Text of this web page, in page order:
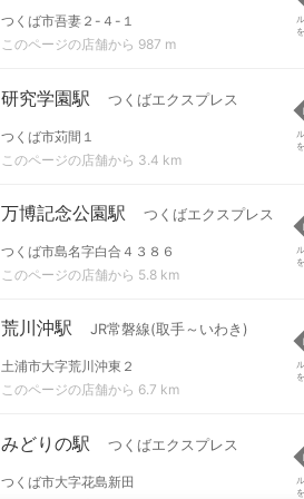
つくば市吾妻２-４-１
このページの店舗から 987 m
研究学園駅 つくばエクスプレス
つくば市苅間１
このページの店舗から 3.4 km
万博記念公園駅 つくばエクスプレス
つくば市島名字白合４３８６
このページの店舗から 5.8 km
荒川沖駅 JR常磐線(取手～いわき)
土浦市大字荒川沖東２
このページの店舗から 6.7 km
みどりの駅 つくばエクスプレス
つくば市大字花島新田